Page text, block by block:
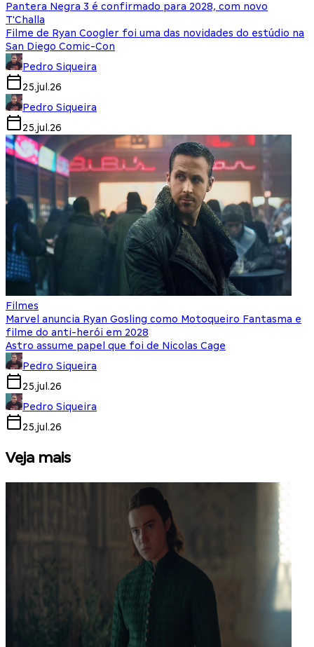
Pantera Negra 3 é confirmado para 2028, com novo
T'Challa
Filme de Ryan Coogler foi uma das novidades do estúdio na
San Diego Comic-Con
Pedro Siqueira
25.jul.26
Pedro Siqueira
25.jul.26
Filmes
Marvel anuncia Ryan Gosling como Motoqueiro Fantasma e
filme do anti-herói em 2028
Astro assume papel que foi de Nicolas Cage
Pedro Siqueira
25.jul.26
Pedro Siqueira
25.jul.26
Veja mais